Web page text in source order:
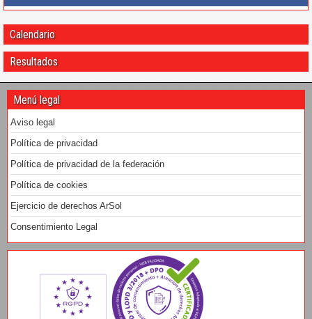
Calendario
Resultados
Menú legal
Aviso legal
Política de privacidad
Política de privacidad de la federación
Política de cookies
Ejercicio de derechos ArSol
Consentimiento Legal